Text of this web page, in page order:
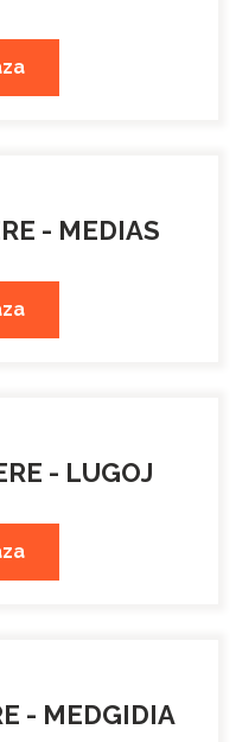
- MEDIAS
- LUGOJ
- MEDGIDIA